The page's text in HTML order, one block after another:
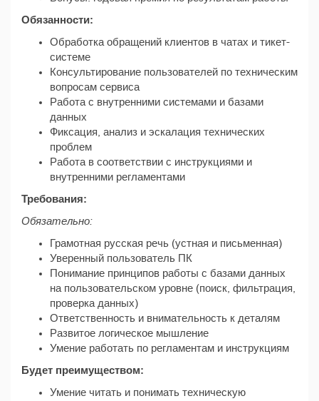
Обязанности:
Обработка обращений клиентов в чатах и тикет-
системе
Консультирование пользователей по техническим
вопросам сервиса
Работа с внутренними системами и базами
данных
Фиксация, анализ и эскалация технических
проблем
Работа в соответствии с инструкциями и
внутренними регламентами
Требования:
Обязательно:
Грамотная русская речь (устная и письменная)
Уверенный пользователь ПК
Понимание принципов работы с базами данных
на пользовательском уровне (поиск, фильтрация,
проверка данных)
Ответственность и внимательность к деталям
Развитое логическое мышление
Умение работать по регламентам и инструкциям
Будет преимуществом:
Умение читать и понимать техническую